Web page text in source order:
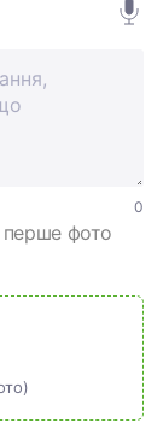
0
перше фото